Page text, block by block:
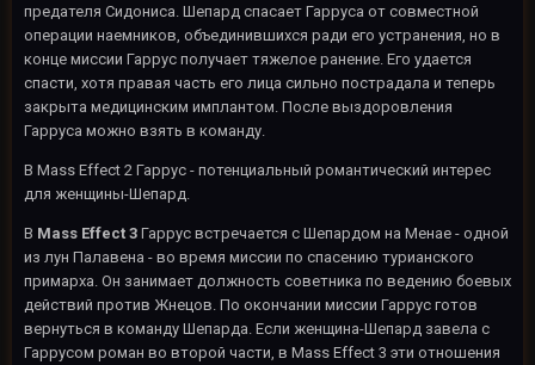
предателя Сидониса. Шепард спасает Гарруса от совместной
операции наемников, объединившихся ради его устранения, но в
конце миссии Гаррус получает тяжелое ранение. Его удается
спасти, хотя правая часть его лица сильно пострадала и теперь
закрыта медицинским имплантом. После выздоровления
Гарруса можно взять в команду.
В Mass Effect 2 Гаррус - потенциальный романтический интерес
для женщины-Шепард.
В Mass Effect 3 Гаррус встречается с Шепардом на Менае - одной
из лун Палавена - во время миссии по спасению турианского
примарха. Он занимает должность советника по ведению боевых
действий против Жнецов. По окончании миссии Гаррус готов
вернуться в команду Шепарда. Если женщина-Шепард завела с
Гаррусом роман во второй части, в Mass Effect 3 эти отношения